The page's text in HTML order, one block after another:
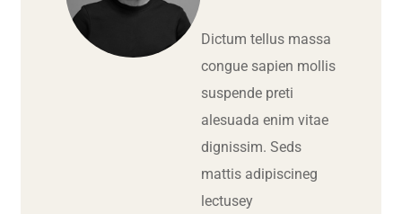
Dictum tellus massa
congue sapien mollis
suspende preti
alesuada enim vitae
dignissim. Seds
mattis adipiscineg
lectusey